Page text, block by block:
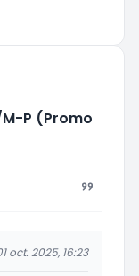
P (Promo
oct. 2025, 16:23